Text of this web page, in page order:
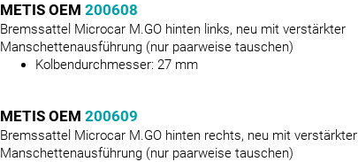
METIS OEM 200608
Bremssattel Microcar M.GO hinten links, neu mit verstärkter
Manschettenausführung (nur paarweise tauschen)
Kolbendurchmesser: 27 mm
METIS OEM 200609
Bremssattel Microcar M.GO hinten rechts, neu mit verstärkter
Manschettenausführung (nur paarweise tauschen)